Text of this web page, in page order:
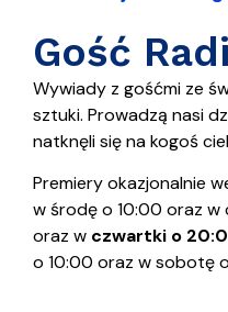
Gość
Wywiady z gośćmi ze
sztuki. Prowadzą nasi
natknęli się na kogoś
Premiery okazjonalnie
w środę o 10:00 oraz w
oraz w czwartki o
o 10:00 oraz w sobotę